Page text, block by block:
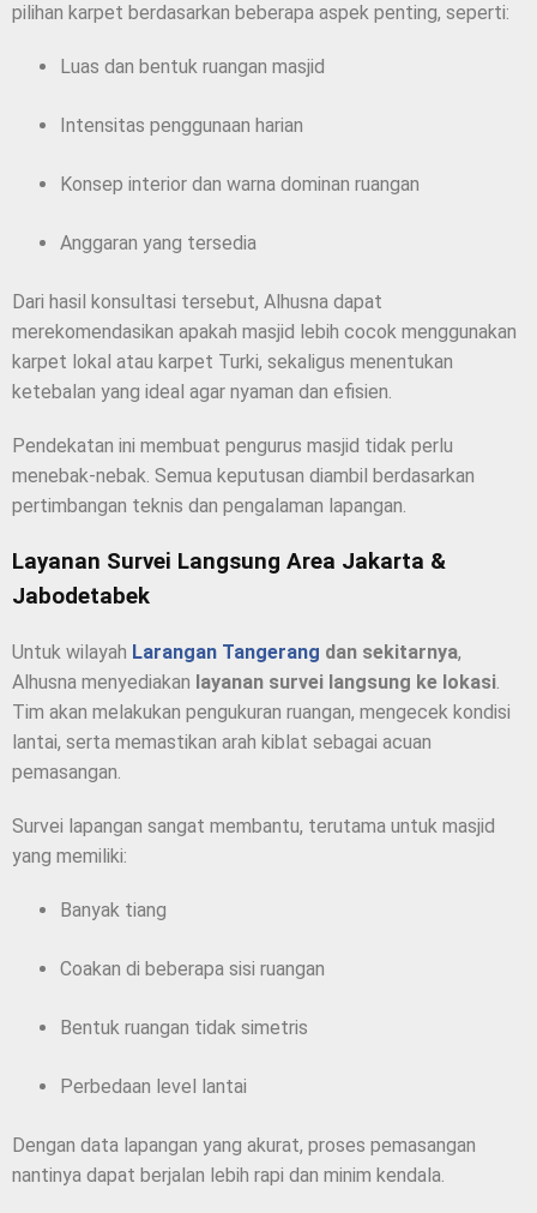
pilihan karpet berdasarkan beberapa aspek penting, seperti:
Luas dan bentuk ruangan masjid
Intensitas penggunaan harian
Konsep interior dan warna dominan ruangan
Anggaran yang tersedia
Dari hasil konsultasi tersebut, Alhusna dapat
merekomendasikan apakah masjid lebih cocok menggunakan
karpet lokal atau karpet Turki, sekaligus menentukan
ketebalan yang ideal agar nyaman dan efisien.
Pendekatan ini membuat pengurus masjid tidak perlu
menebak-nebak. Semua keputusan diambil berdasarkan
pertimbangan teknis dan pengalaman lapangan.
Layanan Survei Langsung Area Jakarta &
Jabodetabek
Untuk wilayah Larangan Tangerang dan sekitarnya,
Alhusna menyediakan layanan survei langsung ke lokasi.
Tim akan melakukan pengukuran ruangan, mengecek kondisi
lantai, serta memastikan arah kiblat sebagai acuan
pemasangan.
Survei lapangan sangat membantu, terutama untuk masjid
yang memiliki:
Banyak tiang
Coakan di beberapa sisi ruangan
Bentuk ruangan tidak simetris
Perbedaan level lantai
Dengan data lapangan yang akurat, proses pemasangan
nantinya dapat berjalan lebih rapi dan minim kendala.